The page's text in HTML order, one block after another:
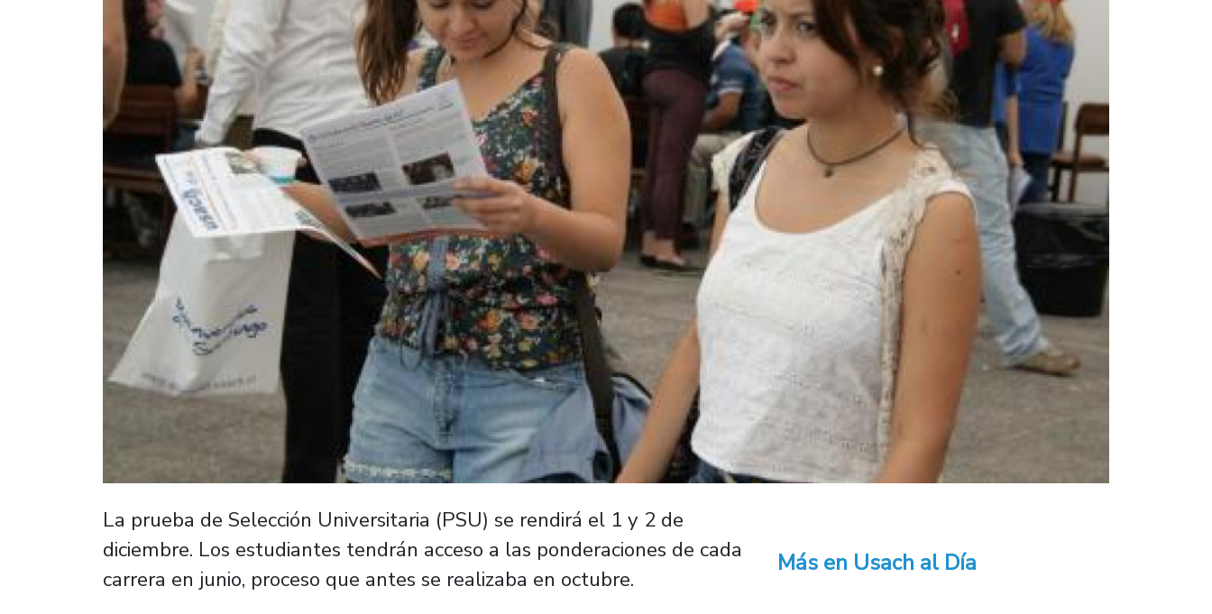
La prueba de Selección Universitaria (PSU) se rendirá el 1 y 2 de
diciembre. Los estudiantes tendrán acceso a las ponderaciones de cada
carrera en junio, proceso que antes se realizaba en octubre.
Más en Usach al Día